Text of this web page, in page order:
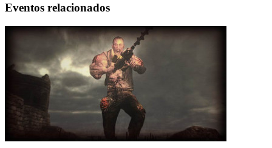
Eventos relacionados